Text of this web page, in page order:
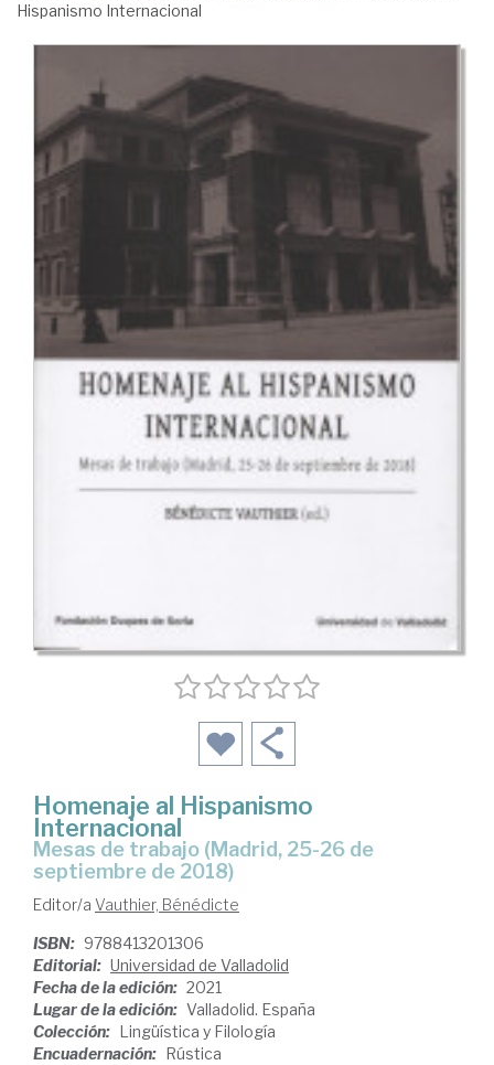
Hispanismo Internacional
Homenaje al Hispanismo
Internacional
Mesas de trabajo (Madrid, 25-26 de
septiembre de 2018)
Editor/a Vauthier, Bénédicte
ISBN: 9788413201306
Editorial: Universidad de Valladolid
Fecha de la edición: 2021
Lugar de la edición: Valladolid. España
Colección: Lingüística y Filología
Encuadernación: Rústica